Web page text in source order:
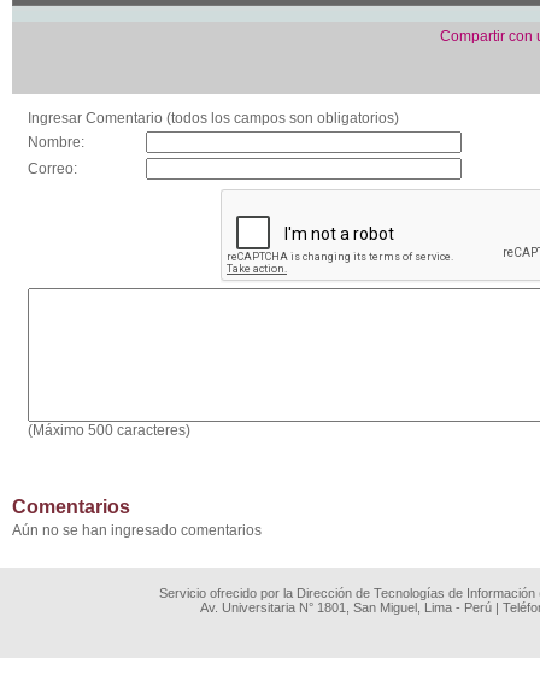
Compartir con
Ingresar Comentario (todos los campos son obligatorios)
Nombre:
Correo:
(Máximo 500 caracteres)
Comentarios
Aún no se han ingresado comentarios
Servicio ofrecido por la Dirección de Tecnologías de
Av. Universitaria N° 1801, San Miguel, Lima - Perú |